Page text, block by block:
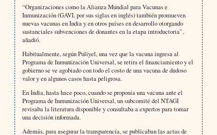
“Organizaciones como la Alianza Mundial para Vacunas e
Inmunización (GAVI, por sus siglas en inglés) también promueven
nuevas vacunas en India y en otros países en desarrollo otorgando
sustanciales subvenciones de donantes en la etapa introductoria”,
añadió.
Habitualmente, según Puliyel, una vez que la vacuna ingresa al
Programa de Inmunización Universal, se retira el financiamiento y el
gobierno se ve agobiado con todo el costo de una vacuna de dudoso
valor y en algunos casos hasta peligrosa.
En India, hasta hace poco, cuando se proponía una vacuna ante el
Programa de Inmunización Universal, un subcomité del NTAGI
revisaba la literatura disponible y consultaba a expertos para tomar
una decisión informada.
Además, para asegurar la transparencia, se publicaban las actas de